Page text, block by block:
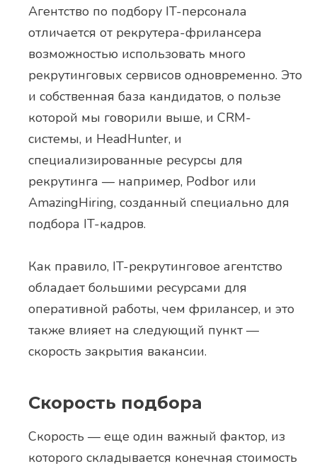
Агентство по подбору IT-персонала
отличается от рекрутера-фрилансера
возможностью использовать много
рекрутинговых сервисов одновременно. Это
и собственная база кандидатов, о пользе
которой мы говорили выше, и CRM-
системы, и HeadHunter, и
специализированные ресурсы для
рекрутинга — например, Podbor или
AmazingHiring, созданный специально для
подбора IT-кадров.
Как правило, IT-рекрутинговое агентство
обладает большими ресурсами для
оперативной работы, чем фрилансер, и это
также влияет на следующий пункт —
скорость закрытия вакансии.
Скорость подбора
Скорость — еще один важный фактор, из
которого складывается конечная стоимость